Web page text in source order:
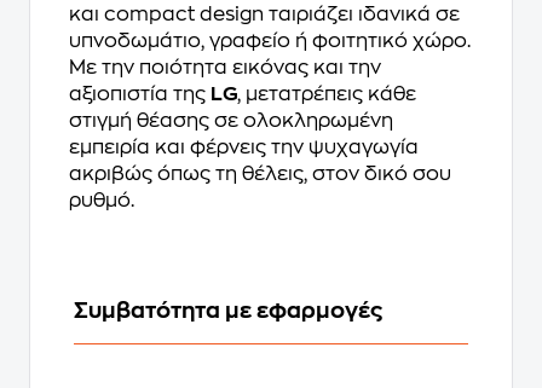
και compact design ταιριάζει ιδανικά σε
υπνοδωμάτιο, γραφείο ή φοιτητικό χώρο.
Με την ποιότητα εικόνας και την
αξιοπιστία της LG, μετατρέπεις κάθε
στιγμή θέασης σε ολοκληρωμένη
εμπειρία και φέρνεις την ψυχαγωγία
ακριβώς όπως τη θέλεις, στον δικό σου
ρυθμό.
Συμβατότητα με εφαρμογές